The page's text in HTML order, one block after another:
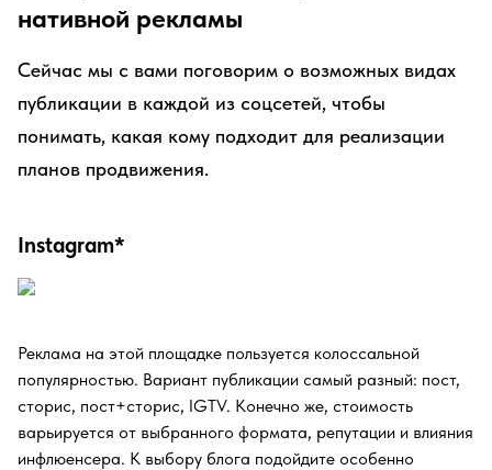
нативной рекламы
Сейчас мы с вами поговорим о возможных видах
публикации в каждой из соцсетей, чтобы
понимать, какая кому подходит для реализации
планов продвижения.
Instagram*
Реклама на этой площадке пользуется колоссальной
популярностью. Вариант публикации самый разный: пост,
сторис, пост+сторис, IGTV. Конечно же, стоимость
варьируется от выбранного формата, репутации и влияния
инфлюенсера. К выбору блога подойдите особенно